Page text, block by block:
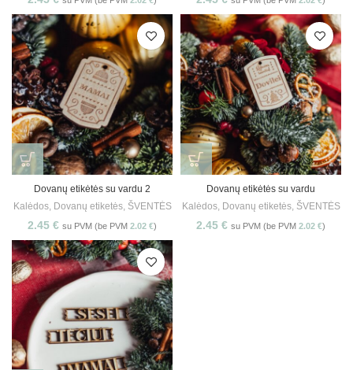
Dovanų etikėtės su vardu 2
Kalėdos, Dovanų etiketės, ŠVENTĖS
2.45 € su PVM (be PVM 2.02 €)
Dovanų etikėtės su vardu
Kalėdos, Dovanų etiketės, ŠVENTĖS
2.45 € su PVM (be PVM 2.02 €)